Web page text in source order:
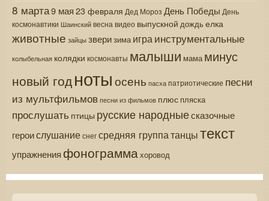
8 марта9 мая 23 февраля Дед Мороз День Победы День
космонавтики Шаинскийвесна видео выпускной дождь елка
животные зайцы зверизима игра инструментальные
колыбельная колядки космонавты малыши мама минус
новый годнотыосень пасха патриотические песни
из мультфильмов песни из фильмов плюс пляска
прослушать птицы русские народныесказочные
героислушаниеснегсредняя группатанцытекст
упражнения фонограммахоровод